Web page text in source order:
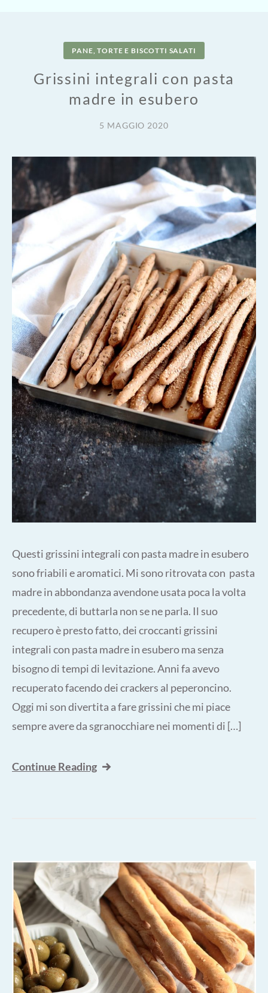
PANE, TORTE E BISCOTTI SALATI
Grissini integrali con pasta
madre in esubero
5 MAGGIO 2020
Questi grissini integrali con pasta madre in esubero
sono friabili e aromatici. Mi sono ritrovata con pasta
madre in abbondanza avendone usata poca la volta
precedente, di buttarla non se ne parla. Il suo
recupero è presto fatto, dei croccanti grissini
integrali con pasta madre in esubero ma senza
bisogno di tempi di levitazione. Anni fa avevo
recuperato facendo dei crackers al peperoncino.
Oggi mi son divertita a fare grissini che mi piace
sempre avere da sgranocchiare nei momenti di […]
Continue Reading